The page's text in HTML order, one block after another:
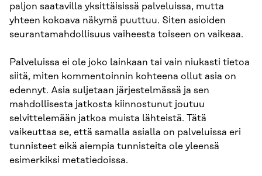
paljon saatavilla yksittäisissä palveluissa, mutta
yhteen kokoava näkymä puuttuu. Siten asioiden
seurantamahdollisuus vaiheesta toiseen on vaikeaa.
Palveluissa ei ole joko lainkaan tai vain niukasti tietoa
siitä, miten kommentoinnin kohteena ollut asia on
edennyt. Asia suljetaan järjestelmässä ja sen
mahdollisesta jatkosta kiinnostunut joutuu
selvittelemään jatkoa muista lähteistä. Tätä
vaikeuttaa se, että samalla asialla on palveluissa eri
tunnisteet eikä aiempia tunnisteita ole yleensä
esimerkiksi metatiedoissa.